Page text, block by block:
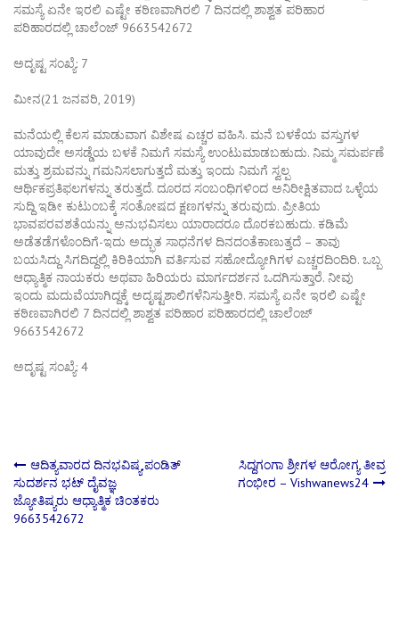
ಸಮಸ್ಯೆ ಏನೇ ಇರಲಿ ಎಷ್ಟೇ ಕಠಿಣವಾಗಿರಲಿ 7 ದಿನದಲ್ಲಿ ಶಾಶ್ವತ ಪರಿಹಾರ
ಪರಿಹಾರದಲ್ಲಿ ಚಾಲೆಂಜ್ 9663542672
ಅದೃಷ್ಟ ಸಂಖ್ಯೆ: 7
ಮೀನ(21 ಜನವರಿ, 2019)
ಮನೆಯಲ್ಲಿ ಕೆಲಸ ಮಾಡುವಾಗ ವಿಶೇಷ ಎಚ್ಚರ ವಹಿಸಿ. ಮನೆ ಬಳಕೆಯ ವಸ್ತುಗಳ
ಯಾವುದೇ ಅಸಡ್ಡೆಯ ಬಳಕೆ ನಿಮಗೆ ಸಮಸ್ಯೆ ಉಂಟುಮಾಡಬಹುದು. ನಿಮ್ಮ ಸಮರ್ಪಣೆ
ಮತ್ತು ಶ್ರಮವನ್ನು ಗಮನಿಸಲಾಗುತ್ತದೆ ಮತ್ತು ಇಂದು ನಿಮಗೆ ಸ್ವಲ್ಪ
ಆರ್ಥಿಕಪ್ರತಿಫಲಗಳನ್ನು ತರುತ್ತದೆ. ದೂರದ ಸಂಬಂಧಿಗಳಿಂದ ಅನಿರೀಕ್ಷಿತವಾದ ಒಳ್ಳೆಯ
ಸುದ್ದಿ ಇಡೀ ಕುಟುಂಬಕ್ಕೆ ಸಂತೋಷದ ಕ್ಷಣಗಳನ್ನು ತರುವುದು. ಪ್ರೀತಿಯ
ಭಾವಪರವಶತೆಯನ್ನು ಅನುಭವಿಸಲು ಯಾರಾದರೂ ದೊರಕಬಹುದು. ಕಡಿಮೆ
ಅಡೆತಡೆಗಳೊಂದಿಗೆ-ಇದು ಅದ್ಭುತ ಸಾಧನೆಗಳ ದಿನದಂತೆಕಾಣುತ್ತದೆ – ತಾವು
ಬಯಸಿದ್ದು ಸಿಗದಿದ್ದಲ್ಲಿ ಕಿರಿಕಿಯಾಗಿ ವರ್ತಿಸುವ ಸಹೋದ್ಯೋಗಿಗಳ ಎಚ್ಚರದಿಂದಿರಿ. ಒಬ್ಬ
ಆಧ್ಯಾತ್ಮಿಕ ನಾಯಕರು ಅಥವಾ ಹಿರಿಯರು ಮಾರ್ಗದರ್ಶನ ಒದಗಿಸುತ್ತಾರೆ. ನೀವು
ಇಂದು ಮದುವೆಯಾಗಿದ್ದಕ್ಕೆ ಅದೃಷ್ಟಶಾಲಿಗಳೆನಿಸುತ್ತೀರಿ. ಸಮಸ್ಯೆ ಏನೇ ಇರಲಿ ಎಷ್ಟೇ
ಕಠಿಣವಾಗಿರಲಿ 7 ದಿನದಲ್ಲಿ ಶಾಶ್ವತ ಪರಿಹಾರ ಪರಿಹಾರದಲ್ಲಿ ಚಾಲೆಂಜ್
9663542672
ಅದೃಷ್ಟ ಸಂಖ್ಯೆ: 4
Post
navigation
ಆದಿತ್ಯವಾರದ ದಿನ‌ಭವಿಷ್ಯ,ಪಂಡಿತ್
ಸುದರ್ಶನ ಭಟ್ ದೈವಜ್ಞ
ಜ್ಯೋತಿಷ್ಯರು ಆಧ್ಯಾತ್ಮಿಕ ಚಿಂತಕರು
9663542672
ಸಿದ್ದಗಂಗಾ ಶ್ರೀಗಳ ಆರೋಗ್ಯ ತೀವ್ರ
ಗಂಭೀರ – Vishwanews24